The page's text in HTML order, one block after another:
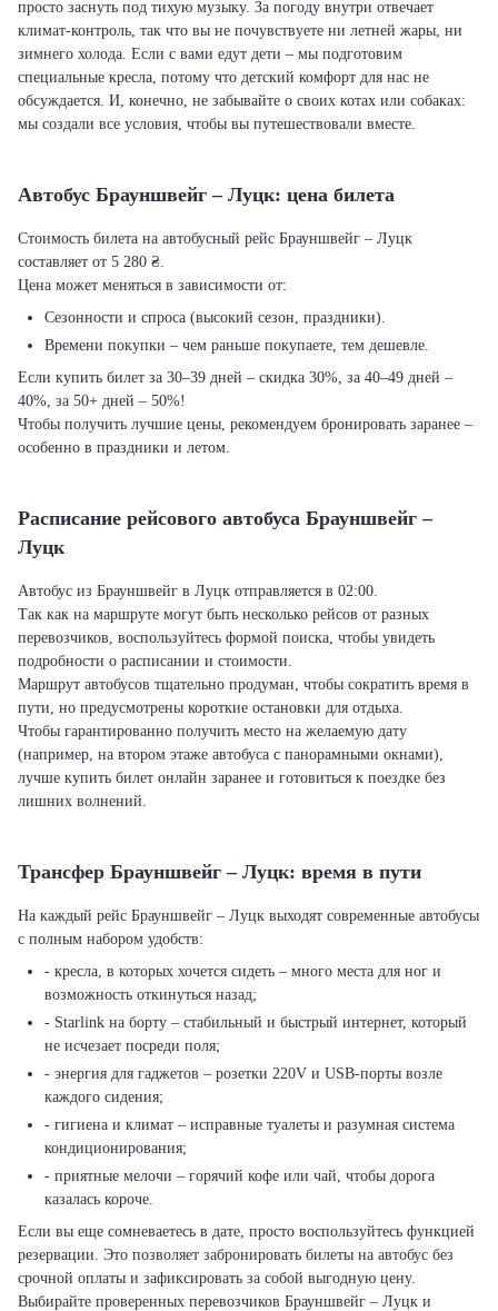
просто заснуть под тихую музыку. За погоду внутри отвечает
климат-контроль, так что вы не почувствуете ни летней жары, ни
зимнего холода. Если с вами едут дети – мы подготовим
специальные кресла, потому что детский комфорт для нас не
обсуждается. И, конечно, не забывайте о своих котах или собаках:
мы создали все условия, чтобы вы путешествовали вместе.
Автобус Брауншвейг – Луцк: цена билета
Стоимость билета на автобусный рейс Брауншвейг – Луцк
составляет от 5 280 ₴.
Цена может меняться в зависимости от:
Сезонности и спроса (высокий сезон, праздники).
Времени покупки – чем раньше покупаете, тем дешевле.
Если купить билет за 30–39 дней – скидка 30%, за 40–49 дней –
40%, за 50+ дней – 50%!
Чтобы получить лучшие цены, рекомендуем бронировать заранее –
особенно в праздники и летом.
Расписание рейсового автобуса Брауншвейг –
Луцк
Автобус из Брауншвейг в Луцк отправляется в 02:00.
Так как на маршруте могут быть несколько рейсов от разных
перевозчиков, воспользуйтесь формой поиска, чтобы увидеть
подробности о расписании и стоимости.
Маршрут автобусов тщательно продуман, чтобы сократить время в
пути, но предусмотрены короткие остановки для отдыха.
Чтобы гарантированно получить место на желаемую дату
(например, на втором этаже автобуса с панорамными окнами),
лучше купить билет онлайн заранее и готовиться к поездке без
лишних волнений.
Трансфер Брауншвейг – Луцк: время в пути
На каждый рейс Брауншвейг – Луцк выходят современные автобусы
с полным набором удобств:
- кресла, в которых хочется сидеть – много места для ног и
возможность откинуться назад;
- Starlink на борту – стабильный и быстрый интернет, который
не исчезает посреди поля;
- энергия для гаджетов – розетки 220V и USB-порты возле
каждого сидения;
- гигиена и климат – исправные туалеты и разумная система
кондиционирования;
- приятные мелочи – горячий кофе или чай, чтобы дорога
казалась короче.
Если вы еще сомневаетесь в дате, просто воспользуйтесь функцией
резервации. Это позволяет забронировать билеты на автобус без
срочной оплаты и зафиксировать за собой выгодную цену.
Выбирайте проверенных перевозчиков Брауншвейг – Луцк и